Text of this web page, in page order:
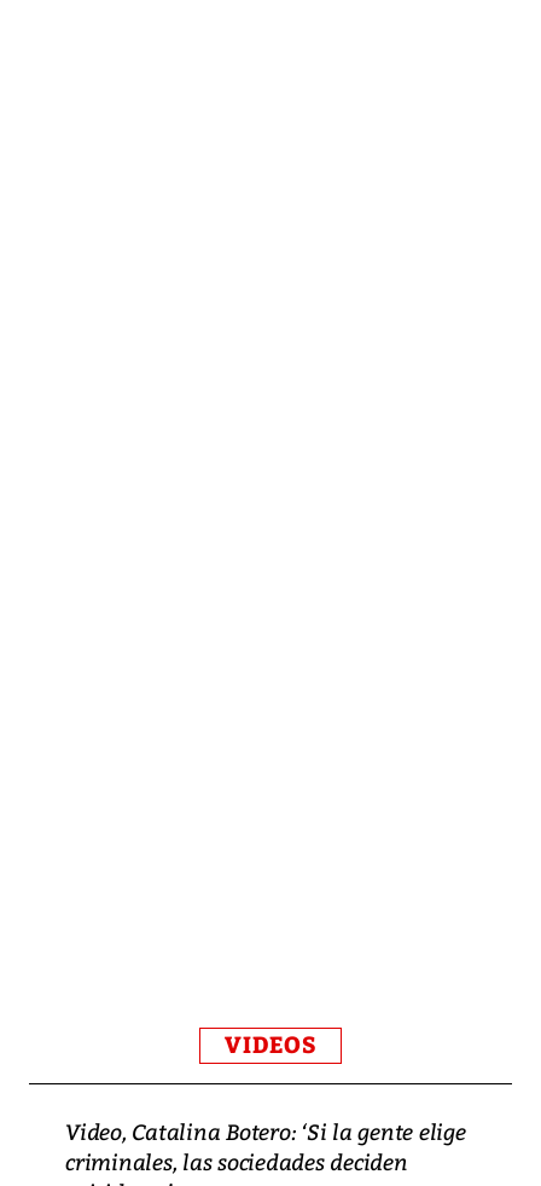
VIDEOS
Video, Catalina Botero: ‘Si la gente elige
criminales, las sociedades deciden